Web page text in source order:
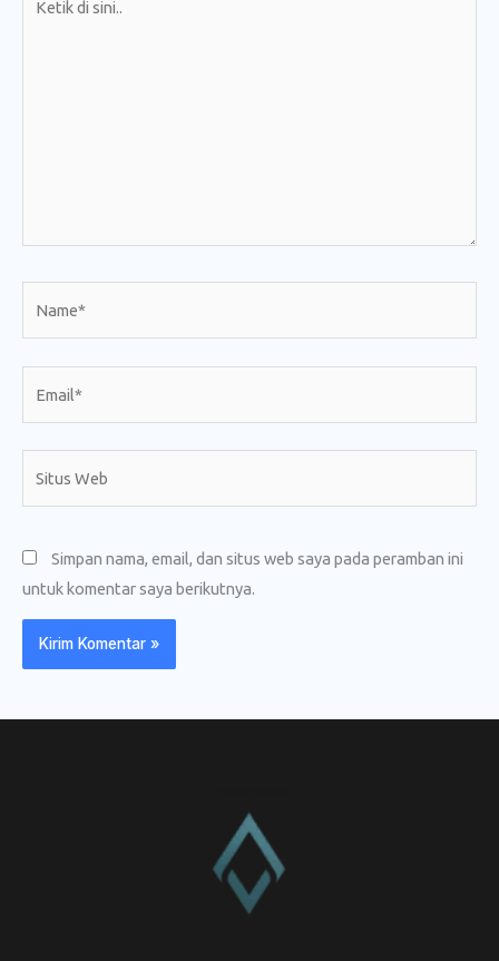
Simpan nama, email, dan situs web saya pada peramban ini
untuk komentar saya berikutnya.